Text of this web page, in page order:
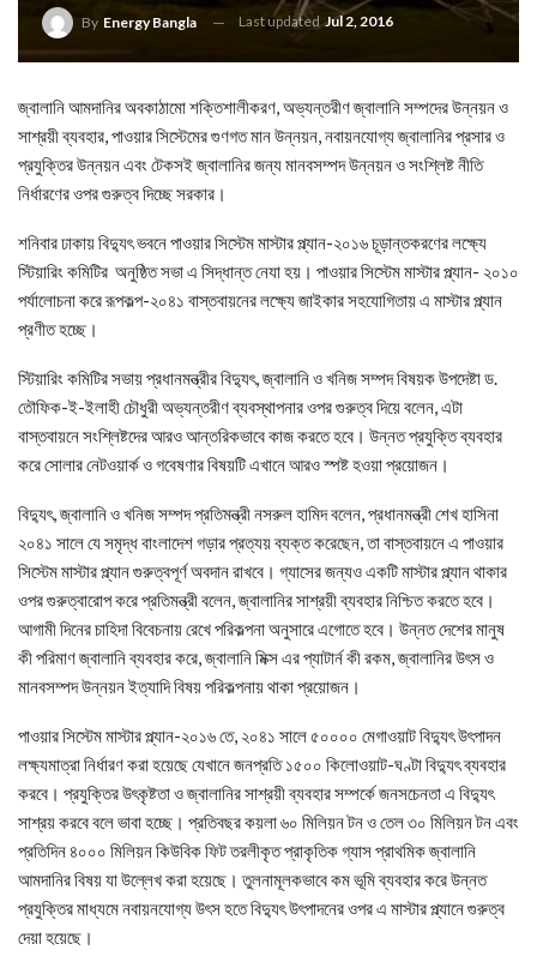
By Energy Bangla Last updatedJul 2, 2016
জ্বালানি আমদানির অবকাঠামো শক্তিশালীকরণ, অভ্যন্তরীণ জ্বালানি সম্পদের উন্নয়ন ও
সাশ্রয়ী ব্যবহার, পাওয়ার সিস্টেমের গুণগত মান উন্নয়ন, নবায়নযোগ্য জ্বালানির প্রসার ও
প্রযুক্তির উন্নয়ন এবং টেকসই জ্বালানির জন্য মানবসম্পদ উন্নয়ন ও সংশ্লিষ্ট নীতি
নির্ধারণের ওপর গুরুত্ব দিচ্ছে সরকার।
শনিবার ঢাকায় বিদ্যুৎ ভবনে পাওয়ার সিস্টেম মাস্টার প্ল্যান-২০১৬ চূড়ান্তকরণের লক্ষ্যে
স্টিয়ারিং কমিটির অনুষ্ঠিত সভা এ সিদ্ধান্ত নেযা হয়। পাওয়ার সিস্টেম মাস্টার প্ল্যান- ২০১০
পর্যালোচনা করে রূপকল্প-২০৪১ বাস্তবায়নের লক্ষ্যে জাইকার সহযোগিতায় এ মাস্টার প্ল্যান
প্রণীত হচ্ছে।
স্টিয়ারিং কমিটির সভায় প্রধানমন্ত্রীর বিদ্যুৎ, জ্বালানি ও খনিজ সম্পদ বিষয়ক উপদেষ্টা ড.
তৌফিক-ই-ইলাহী চৌধুরী অভ্যন্তরীণ ব্যবস্থাপনার ওপর গুরুত্ব দিয়ে বলেন, এটা
বাস্তবায়নে সংশ্লিষ্টদের আরও আন্তরিকভাবে কাজ করতে হবে। উন্নত প্রযুক্তি ব্যবহার
করে সোলার নেটওয়ার্ক ও গবেষণার বিষয়টি এখানে আরও স্পষ্ট হওয়া প্রয়োজন।
বিদ্যুৎ, জ্বালানি ও খনিজ সম্পদ প্রতিমন্ত্রী নসরুল হামিদ বলেন, প্রধানমন্ত্রী শেখ হাসিনা
২০৪১ সালে যে সমৃদ্ধ বাংলাদেশ গড়ার প্রত্যয় ব্যক্ত করেছেন, তা বাস্তবায়নে এ পাওয়ার
সিস্টেম মাস্টার প্ল্যান গুরুত্বপূর্ণ অবদান রাখবে। গ্যাসের জন্যও একটি মাস্টার প্ল্যান থাকার
ওপর গুরুত্বারোপ করে প্রতিমন্ত্রী বলেন, জ্বালানির সাশ্রয়ী ব্যবহার নিশ্চিত করতে হবে।
আগামী দিনের চাহিদা বিবেচনায় রেখে পরিকল্পনা অনুসারে এগোতে হবে। উন্নত দেশের মানুষ
কী পরিমাণ জ্বালানি ব্যবহার করে, জ্বালানি মিক্স এর প্যাটার্ন কী রকম, জ্বালানির উৎস ও
মানবসম্পদ উন্নয়ন ইত্যাদি বিষয় পরিকল্পনায় থাকা প্রয়োজন।
পাওয়ার সিস্টেম মাস্টার প্ল্যান-২০১৬ তে, ২০৪১ সালে ৫০০০০ মেগাওয়াট বিদ্যুৎ উৎপাদন
লক্ষ্যমাত্রা নির্ধারণ করা হয়েছে যেখানে জনপ্রতি ১৫০০ কিলোওয়াট-ঘণ্টা বিদ্যুৎ ব্যবহার
করবে। প্রযুক্তির উৎকৃষ্টতা ও জ্বালানির সাশ্রয়ী ব্যবহার সম্পর্কে জনসচেনতা এ বিদ্যুৎ
সাশ্রয় করবে বলে ভাবা হচ্ছে। প্রতিবছর কয়লা ৬০ মিলিয়ন টন ও তেল ৩০ মিলিয়ন টন এবং
প্রতিদিন ৪০০০ মিলিয়ন কিউবিক ফিট তরলীকৃত প্রাকৃতিক গ্যাস প্রাথমিক জ্বালানি
আমদানির বিষয় যা উল্লেখ করা হয়েছে। তুলনামূলকভাবে কম ভূমি ব্যবহার করে উন্নত
প্রযুক্তির মাধ্যমে নবায়নযোগ্য উৎস হতে বিদ্যুৎ উৎপাদনের ওপর এ মাস্টার প্ল্যানে গুরুত্ব
দেয়া হয়েছে।